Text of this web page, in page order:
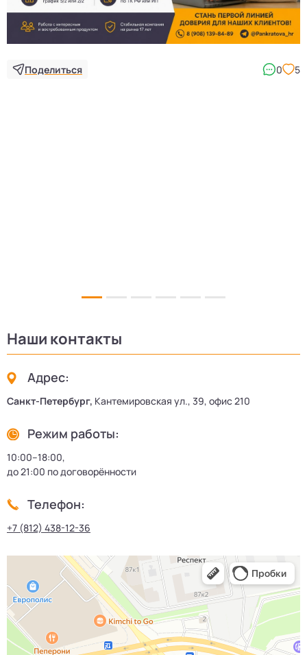
Поделиться 0 5
Наши контакты
Адрес:
Санкт-Петербург, Кантемировская ул., 39, офис 210
Режим работы:
10:00–18:00,
до 21:00 по договорённости
Телефон:
+7 (812) 438-12-36